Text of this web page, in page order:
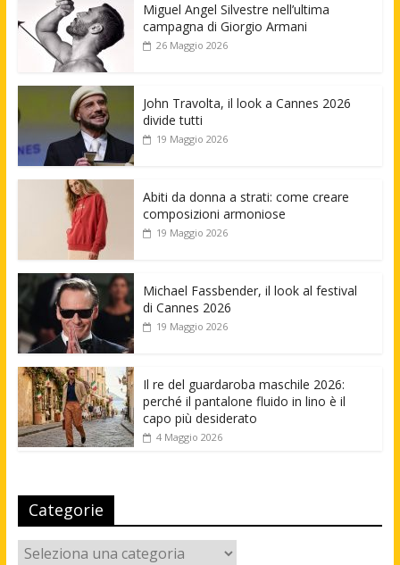
Miguel Angel Silvestre nell’ultima
campagna di Giorgio Armani
26 Maggio 2026
John Travolta, il look a Cannes 2026
divide tutti
19 Maggio 2026
Abiti da donna a strati: come creare
composizioni armoniose
19 Maggio 2026
Michael Fassbender, il look al festival
di Cannes 2026
19 Maggio 2026
Il re del guardaroba maschile 2026:
perché il pantalone fluido in lino è il
capo più desiderato
4 Maggio 2026
Categorie
Categorie